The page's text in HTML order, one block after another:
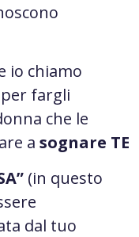
io chiamo
per fargli
che le
a sognare TE
(in questo
dal tuo